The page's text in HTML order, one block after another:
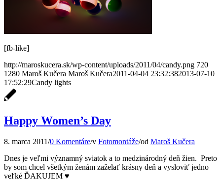
[fb-like]
http://maroskucera.sk/wp-content/uploads/2011/04/candy.png 720
1280 Maroš Kučera Maroš Kučera2011-04-04 23:32:382013-07-10
17:52:29Candy lights
Happy Women’s Day
8. marca 2011/0 Komentáre/v Fotomontáže/od Maroš Kučera
Dnes je veľmi významný sviatok a to medzinárodný deň žien. Preto
by som chcel všetkým ženám zaželať krásny deň a vysloviť jedno
veľké ĎAKUJEM ♥